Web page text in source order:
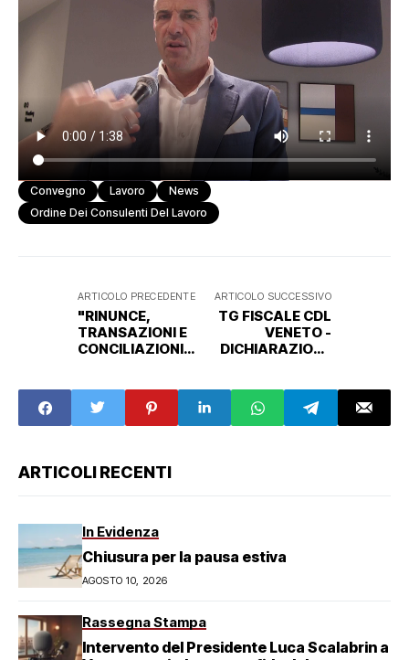
Convegno Lavoro
News
Ordine Dei Consulenti Del Lavoro
ARTICOLO PRECEDENTE
"RINUNCE,
TRANSAZIONI E
CONCILIAZIONI
CDL Venezia,
ANCL UP Venezia
e UGCDL Venezia
ARTICOLO SUCCESSIVO
TG FISCALE CDL
VENETO -
DICHIARAZIONE
SCADENZA E'
FISSATA PER IL
30.11.2022 (1 CFP)
ARTICOLI RECENTI
In Evidenza
Chiusura per la pausa estiva
AGOSTO 10, 2026
Rassegna Stampa
Intervento del Presidente Luca Scalabrin a